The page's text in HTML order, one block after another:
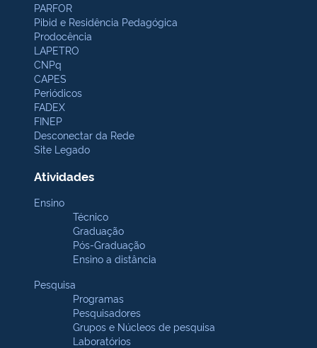
PARFOR
Pibid e Residência Pedagógica
Prodocência
LAPETRO
CNPq
CAPES
Periódicos
FADEX
FINEP
Desconectar da Rede
Site Legado
Atividades
Ensino
Técnico
Graduação
Pós-Graduação
Ensino a distância
Pesquisa
Programas
Pesquisadores
Grupos e Núcleos de pesquisa
Laboratórios